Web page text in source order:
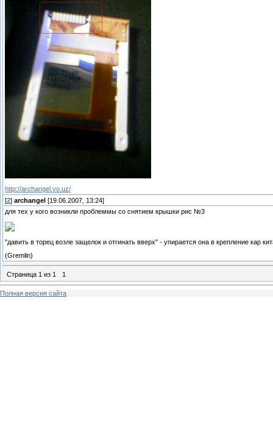
http://archangel.vo.uz/
[2] archangel [19.06.2007, 13:24]
для тех у кого возникли проблеммы со снятием крышки рис №3
"давить в торец возле защелок и отгинать вверх" - упирается она в крепление кар
(Gremlin)
Страница 1 из 1 1
Полная версия сайта